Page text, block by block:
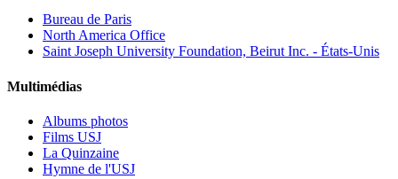
Bureau de Paris
North America Office
Saint Joseph University Foundation, Beirut Inc. - États-Unis
Multimédias
Albums photos
Films USJ
La Quinzaine
Hymne de l'USJ